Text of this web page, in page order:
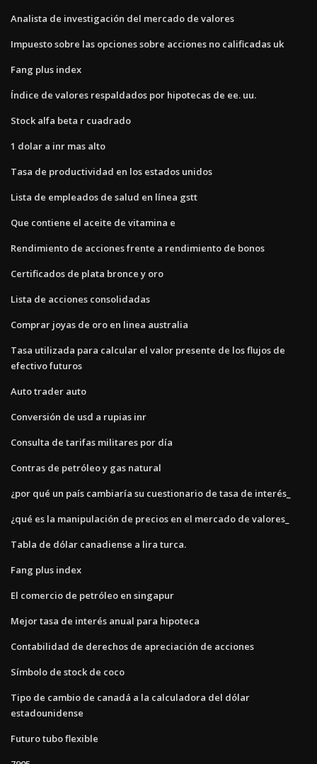
Analista de investigación del mercado de valores
Impuesto sobre las opciones sobre acciones no calificadas uk
Fang plus index
Índice de valores respaldados por hipotecas de ee. uu.
Stock alfa beta r cuadrado
1 dolar a inr mas alto
Tasa de productividad en los estados unidos
Lista de empleados de salud en línea gstt
Que contiene el aceite de vitamina e
Rendimiento de acciones frente a rendimiento de bonos
Certificados de plata bronce y oro
Lista de acciones consolidadas
Comprar joyas de oro en linea australia
Tasa utilizada para calcular el valor presente de los flujos de
efectivo futuros
Auto trader auto
Conversión de usd a rupias inr
Consulta de tarifas militares por día
Contras de petróleo y gas natural
¿por qué un país cambiaría su cuestionario de tasa de interés_
¿qué es la manipulación de precios en el mercado de valores_
Tabla de dólar canadiense a lira turca.
Fang plus index
El comercio de petróleo en singapur
Mejor tasa de interés anual para hipoteca
Contabilidad de derechos de apreciación de acciones
Símbolo de stock de coco
Tipo de cambio de canadá a la calculadora del dólar
estadounidense
Futuro tubo flexible